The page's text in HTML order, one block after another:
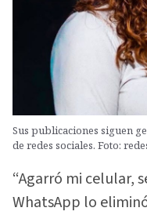
Sus publicaciones siguen
de redes sociales. Foto:
“Agarró mi celular,
WhatsApp lo